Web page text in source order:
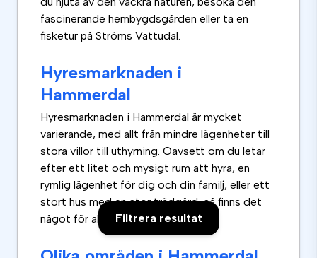
Filtrera resultat
fascinerande hembygdsgården eller ta en
fisketur på Ströms Vattudal.
Hyresmarknaden i
Hammerdal
Hyresmarknaden i Hammerdal är mycket
varierande, med allt från mindre lägenheter till
stora villor till uthyrning. Oavsett om du letar
efter ett litet och mysigt rum att hyra, en
rymlig lägenhet för dig och din familj, eller ett
stort hus med en stor trädgård, så finns det
något för alla i Hammerdal.